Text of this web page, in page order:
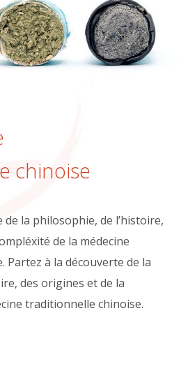
soigner
avec
les
chinoise
la philosophie, de l’histoire,
de la médecine
à la découverte de la
des origines et de la
traditionnelle chinoise.